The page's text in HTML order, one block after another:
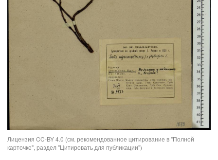
Лицензия CC-BY 4.0 (см. рекомендованное цитирование в "Полной
карточке", раздел "Цитировать для публикации")